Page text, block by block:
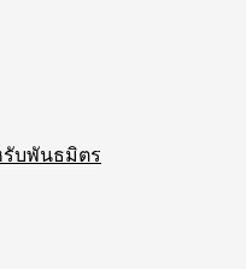
รับพันธมิตร